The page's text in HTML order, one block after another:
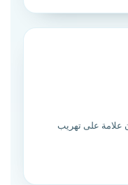
علامة على تهريب